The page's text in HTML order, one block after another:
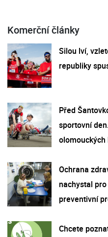
Komerční články
Silou lví,
republiky
Před
sportovní
olomouckých
Ochrana
nachystal
preventivní
Chcete